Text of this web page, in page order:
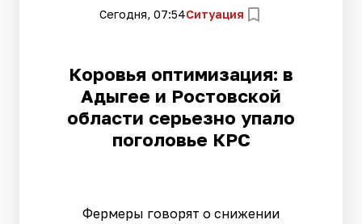
Сегодня, 07:54Ситуация
Коровья оптимизация: в
Адыгее и Ростовской
области серьезно упало
поголовье КРС
Фермеры говорят о снижении